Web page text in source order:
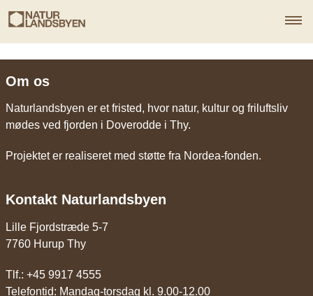
Om os
Naturlandsbyen er et fristed, hvor natur, kultur og friluftsliv
mødes ved fjorden i Doverodde i Thy.
Projektet er realiseret med støtte fra Nordea-fonden.
Kontakt Naturlandsbyen
Lille Fjordstræde 5-7
7760 Hurup Thy
Tlf.: +45 9917 4555
Telefontid: Mandag-torsdag kl. 9.00-12.00